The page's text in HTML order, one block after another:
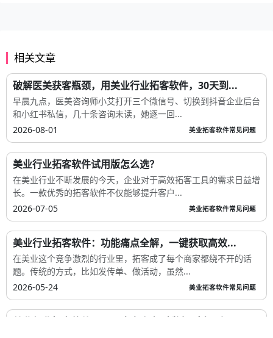
相关文章
破解医美获客瓶颈，用美业行业拓客软件，30天到...
早晨九点，医美咨询师小艾打开三个微信号、切换到抖音企业后台
和小红书私信，几十条咨询未读，她逐一回...
2026-08-01
美业拓客软件常见问题
美业行业拓客软件试用版怎么选？
在美业行业不断发展的今天，企业对于高效拓客工具的需求日益增
长。一款优秀的拓客软件不仅能够提升客户...
2026-07-05
美业拓客软件常见问题
美业行业拓客软件：功能痛点全解，一键获取高效...
在美业这个竞争激烈的行业里，拓客成了每个商家都绕不开的话
题。传统的方式，比如发传单、做活动，虽然...
2026-05-24
美业拓客软件常见问题